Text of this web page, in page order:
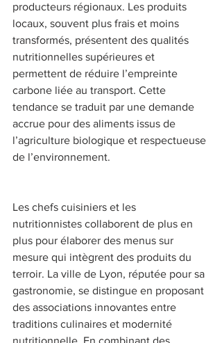
producteurs régionaux. Les produits
locaux, souvent plus frais et moins
transformés, présentent des qualités
nutritionnelles supérieures et
permettent de réduire l’empreinte
carbone liée au transport. Cette
tendance se traduit par une demande
accrue pour des aliments issus de
l’agriculture biologique et respectueuse
de l’environnement.
Les chefs cuisiniers et les
nutritionnistes collaborent de plus en
plus pour élaborer des menus sur
mesure qui intègrent des produits du
terroir. La ville de Lyon, réputée pour sa
gastronomie, se distingue en proposant
des associations innovantes entre
traditions culinaires et modernité
nutritionnelle. En combinant des